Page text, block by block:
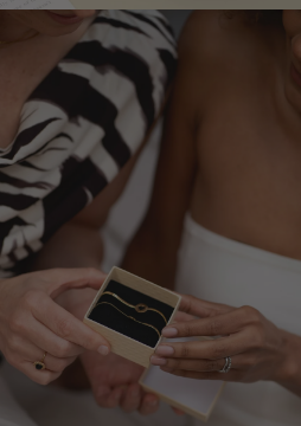
€40.00
€40.00 €45.00
€45.00